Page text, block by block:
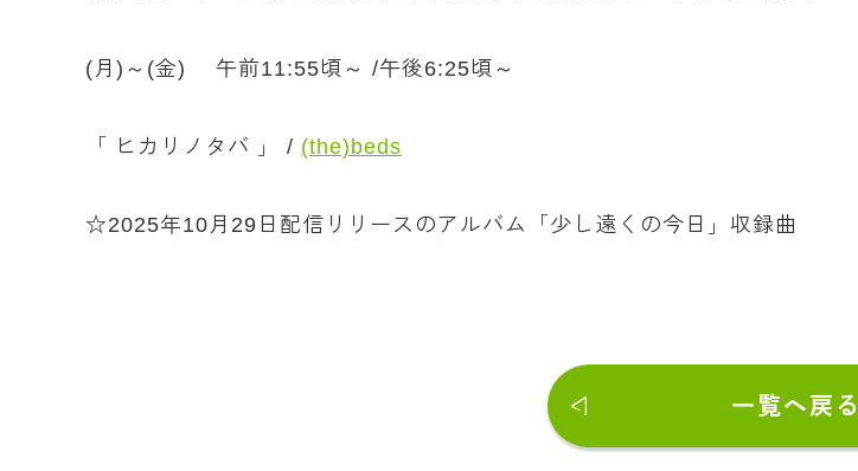
(月)～(金) 午前11:55頃～ /午後6:25頃～
「 ヒカリノタバ 」 / (the)beds
☆2025年10月29日配信リリースのアルバム「少し遠くの今日」収録曲
一覧へ戻る